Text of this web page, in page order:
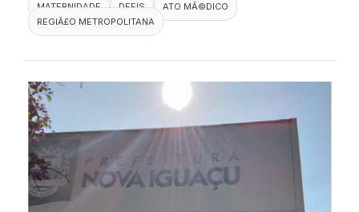
MATERNIDADE
DEFIS
ATO MÃ©DICO
REGIÃ£O METROPOLITANA